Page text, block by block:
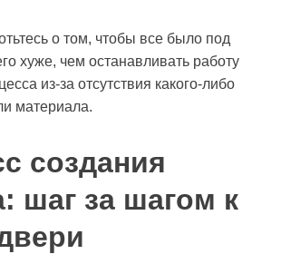
о том, чтобы все было под
хуже, чем останавливать работу
из-за отсутствия какого-либо
материала.
создания
шаг за шагом к